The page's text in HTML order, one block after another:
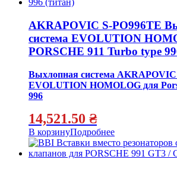
AKRAPOVIC S-PO996TE
система EVOLUTION
PORSCHE 911 Turbo type
Выхлопная система AKRAPOVIC
EVOLUTION HOMOLOG для
996
14,521.50 ₴
В корзинуПодробнее